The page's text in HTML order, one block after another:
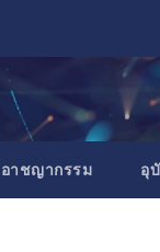
อาชญากรรม อุ